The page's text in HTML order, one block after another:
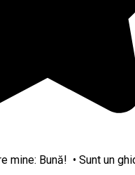
Bună! • Sunt un